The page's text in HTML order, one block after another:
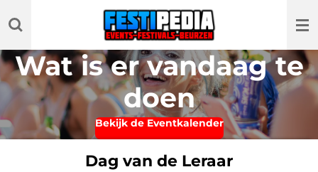
direct
de
hoofdinhoud
Wat is er vandaag te
doen
Bekijk de Eventkalender
Dag van de Leraar